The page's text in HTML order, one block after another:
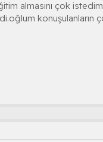
almasını çok
konuşulanların